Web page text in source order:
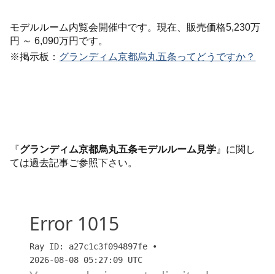
モデルルーム内覧会開催中です。現在、販売価格5,230万
円 ～ 6,090万円です。
※掲示板： グランディム京都烏丸五条ってどうですか？
『グランディム京都烏丸五条モデルルーム見学 』に関し
ては過去記事ご参照下さい。
京都独自の厳しい高さ制限をぶち抜く『田の字地区』
14階建、積水ハウスのリノベーションマンション『グ